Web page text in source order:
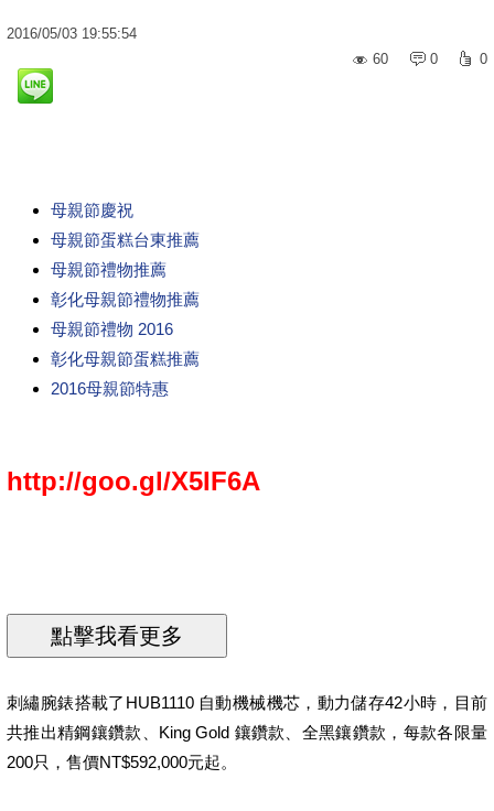
2016/05/03 19:55:54
60
0 0
母親節慶祝
母親節蛋糕台東推薦
母親節禮物推薦
彰化母親節禮物推薦
母親節禮物 2016
彰化母親節蛋糕推薦
2016母親節特惠
http://goo.gl/X5IF6A
刺繡腕錶搭載了HUB1110 自動機械機芯，動力儲存42小時，目前
共推出精鋼鑲鑽款、King Gold 鑲鑽款、全黑鑲鑽款，每款各限量
200只，售價NT$592,000元起。